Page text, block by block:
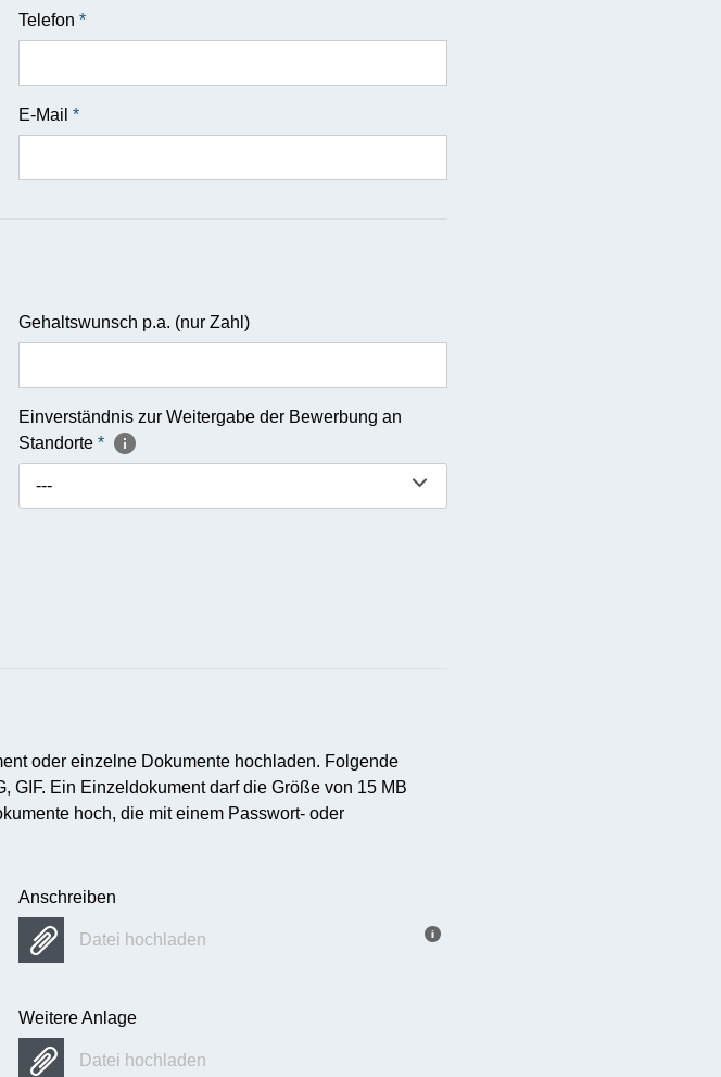
Telefon*
E-Mail*
Gehaltswunsch p.a. (nur Zahl)
Einverständnis zur Weitergabe der Bewerbung an
Standorte*
---
oder einzelne Dokumente hochladen. Folgende
GIF. Ein Einzeldokument darf die Größe von 15 MB
hoch, die mit einem Passwort- oder
Anschreiben
Datei hochladen
Weitere Anlage
Datei hochladen